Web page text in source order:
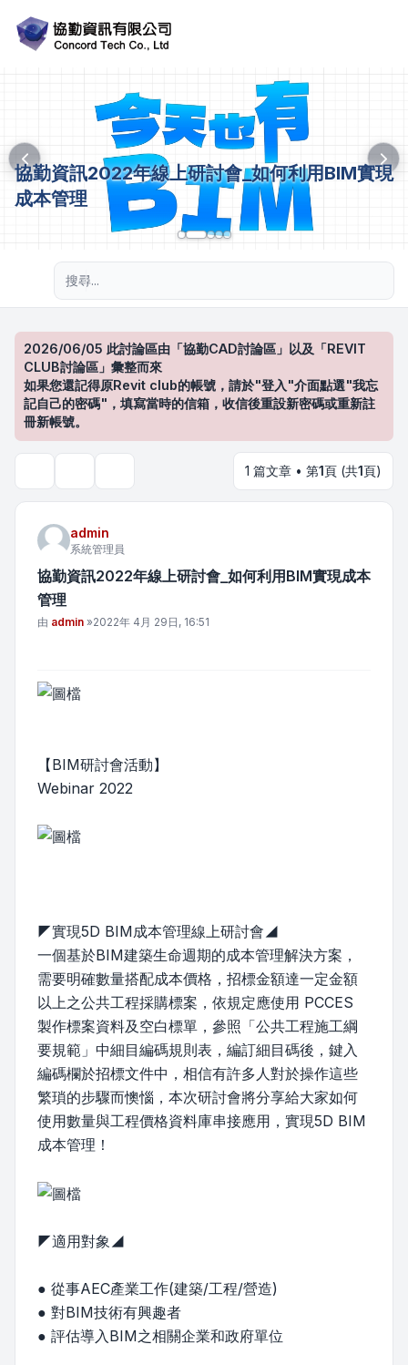
協勤資訊2022年線上研討會_如何利用BIM實現
成本管理
2026/06/05 此討論區由「協勤CAD討論區」以及「REVIT
CLUB討論區」彙整而來
如果您還記得原Revit club的帳號，請於"登入"介面點選"我忘
記自己的密碼"，填寫當時的信箱，收信後重設新密碼或重新註
冊新帳號。
1 篇文章 • 第1頁 (共1頁)
admin
系統管理員
協勤資訊2022年線上研討會_如何利用BIM實現成本
管理
文章
由 admin »2022年 4月 29日, 16:51
【BIM研討會活動】
Webinar 2022
◤實現5D BIM成本管理線上研討會◢
一個基於BIM建築生命週期的成本管理解決方案，
需要明確數量搭配成本價格，招標金額達一定金額
以上之公共工程採購標案，依規定應使用 PCCES
製作標案資料及空白標單，參照「公共工程施工綱
要規範」中細目編碼規則表，編訂細目碼後，鍵入
編碼欄於招標文件中，相信有許多人對於操作這些
繁瑣的步驟而懊惱，本次研討會將分享給大家如何
使用數量與工程價格資料庫串接應用，實現5D BIM
成本管理！
◤適用對象◢
● 從事AEC產業工作(建築/工程/營造)
● 對BIM技術有興趣者
● 評估導入BIM之相關企業和政府單位